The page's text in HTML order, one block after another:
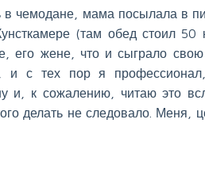
в чемодане, мама посылала в
(там обед стоил 50
его жене, что и сыграло
и с тех пор я
и, к сожалению, читаю это
делать не следовало. Меня,